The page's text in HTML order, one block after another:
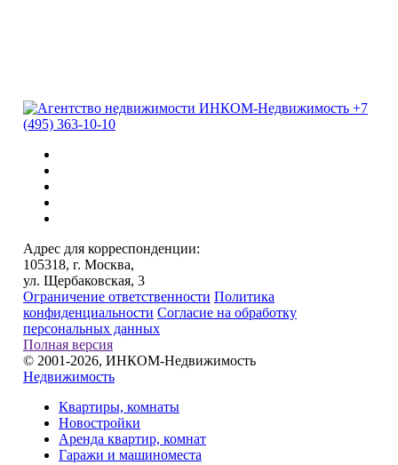
+7
(495) 363-10-10
Адрес для корреспонденции:
105318, г. Москва,
ул. Щербаковская, 3
Ограничение ответственности Политика
конфиденциальности Согласие на обработку
персональных данных
Полная версия
© 2001-2026, ИНКОМ-Недвижимость
Недвижимость
Квартиры, комнаты
Новостройки
Аренда квартир, комнат
Гаражи и машиноместа